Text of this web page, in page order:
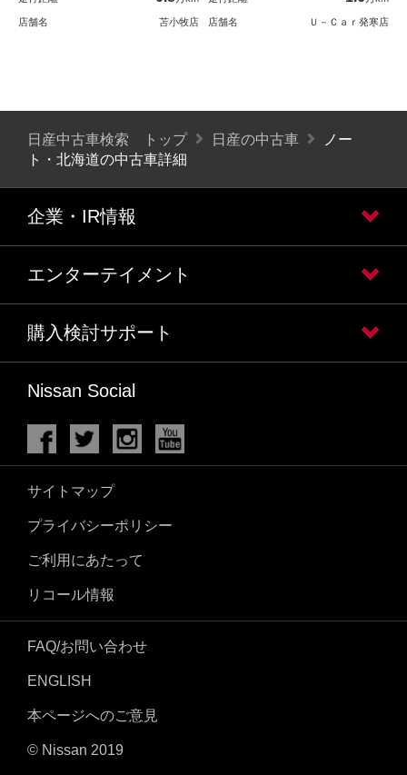
店舗名 苫小牧店 店舗名 Ｕ－Ｃａｒ発寒店
日産中古車検索 トップ 日産の中古車
ノー
ト・北海道の中古車詳細
企業・IR情報
エンターテイメント
購入検討サポート
Nissan Social
サイトマップ
プライバシーポリシー
ご利用にあたって
リコール情報
FAQ/お問い合わせ
ENGLISH
本ページへのご意見
© Nissan 2019